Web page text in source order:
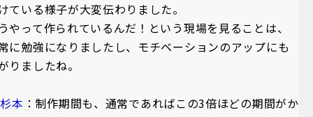
ている様子が大変伝わりました。
やって作られているんだ！という現場を見ることは、
に勉強になりましたし、モチベーションのアップにも
りましたね。
本 ：制作期間も、通常であればこの3倍ほどの期間がか